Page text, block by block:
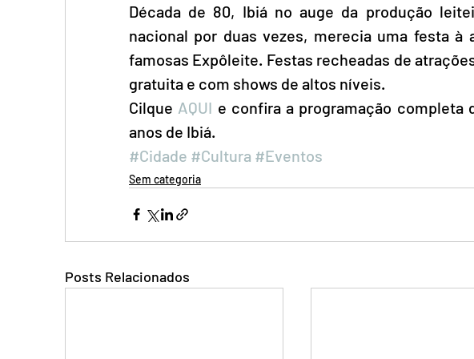
Década de 80, Ibiá no auge da produção
nacional por duas vezes, merecia uma festa à
famosas Expôleite. Festas recheadas de
gratuita e com shows de altos níveis.
Cilque AQUI e confira a programação completa
anos de Ibiá.
#Cidade #Cultura #Eventos
Sem categoria
Posts Relacionados